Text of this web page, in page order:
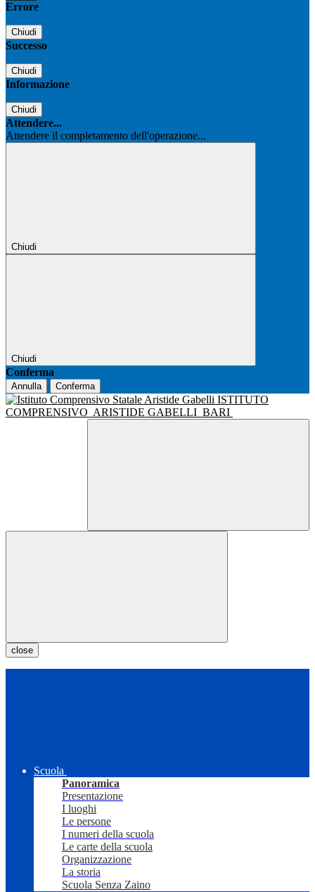
Errore
Chiudi
Successo
Chiudi
Informazione
Chiudi
Attendere...
Attendere il completamento dell'operazione...
Chiudi
Chiudi
Conferma
Annulla Conferma
ISTITUTO
COMPRENSIVO ARISTIDE GABELLI BARI
close
Scuola
Panoramica
Presentazione
I luoghi
Le persone
I numeri della scuola
Le carte della scuola
Organizzazione
La storia
Scuola Senza Zaino